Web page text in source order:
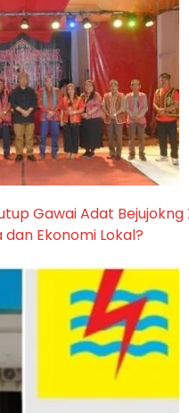
Gawai Adat
Ekonomi Lokal?